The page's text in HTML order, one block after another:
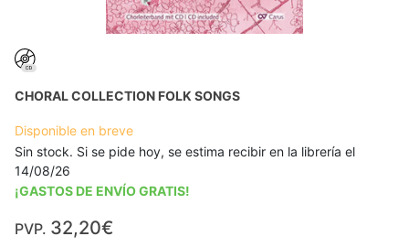
CHORAL COLLECTION FOLK SONGS
Disponible en breve
Sin stock. Si se pide hoy, se estima recibir en la librería el
14/08/26
¡GASTOS DE ENVÍO GRATIS!
PVP. 32,20€